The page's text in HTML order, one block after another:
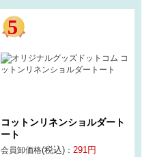
コットンリネンショルダート
ート
会員卸価格(税込) ：291 円